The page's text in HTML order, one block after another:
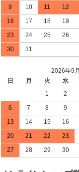
9
10 11 12
16
17 18 19
23
24 25 26
30
31
2026年9月
日
月 火 水
1
2
6
7 8 9
13
14 15 16
20
21 22 23
27
28 29 30